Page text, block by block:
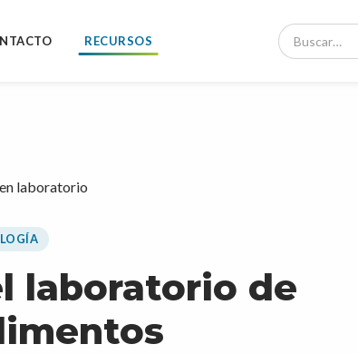
RECURSOS
laboratorio de